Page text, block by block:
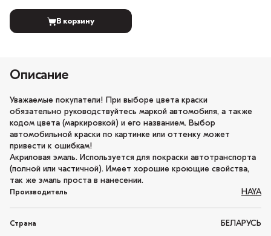
В корзину
Описание
Уважаемые покупатели! При выборе цвета краски
обязательно руководствуйтесь маркой автомобиля, а также
кодом цвета (маркировкой) и его названием. Выбор
автомобильной краски по картинке или оттенку может
привести к ошибкам!
Акриловая эмаль. Используется для покраски автотранспорта
(полной или частичной). Имеет хорошие кроющие свойства,
так же эмаль проста в нанесении.
Производитель HAYA
Страна БЕЛАРУСЬ